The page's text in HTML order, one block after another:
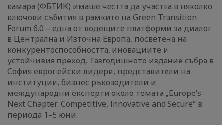
камара (ФБТИК) имаше честта да участва в няколко
ключови събития в рамките на Green Transition
Forum 6.0 – една от водещите платформи за диалог
в Централна и Източна Европа, посветена на
конкурентоспособността, иновациите и
устойчивия преход. Тазгодишното издание събра в
София европейски лидери, представители на
институции, бизнес ръководители и
международни експерти около темата „Europe’s
Next Chapter: Competitive, Innovative and Secure“ в
периода 1–5 юни.